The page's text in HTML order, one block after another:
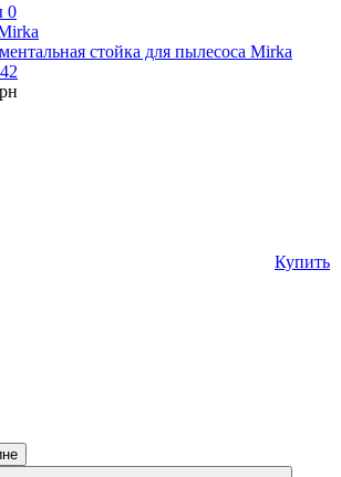
0
стойка для пылесоса Mirka
Купить